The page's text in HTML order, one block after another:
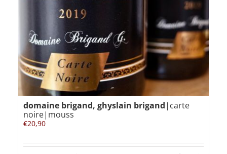
domaine brigand, ghyslain brigand|carte
noire|mouss
€20,90